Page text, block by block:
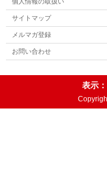
サイトマップ
メルマガ登録
お問い合わせ
表示